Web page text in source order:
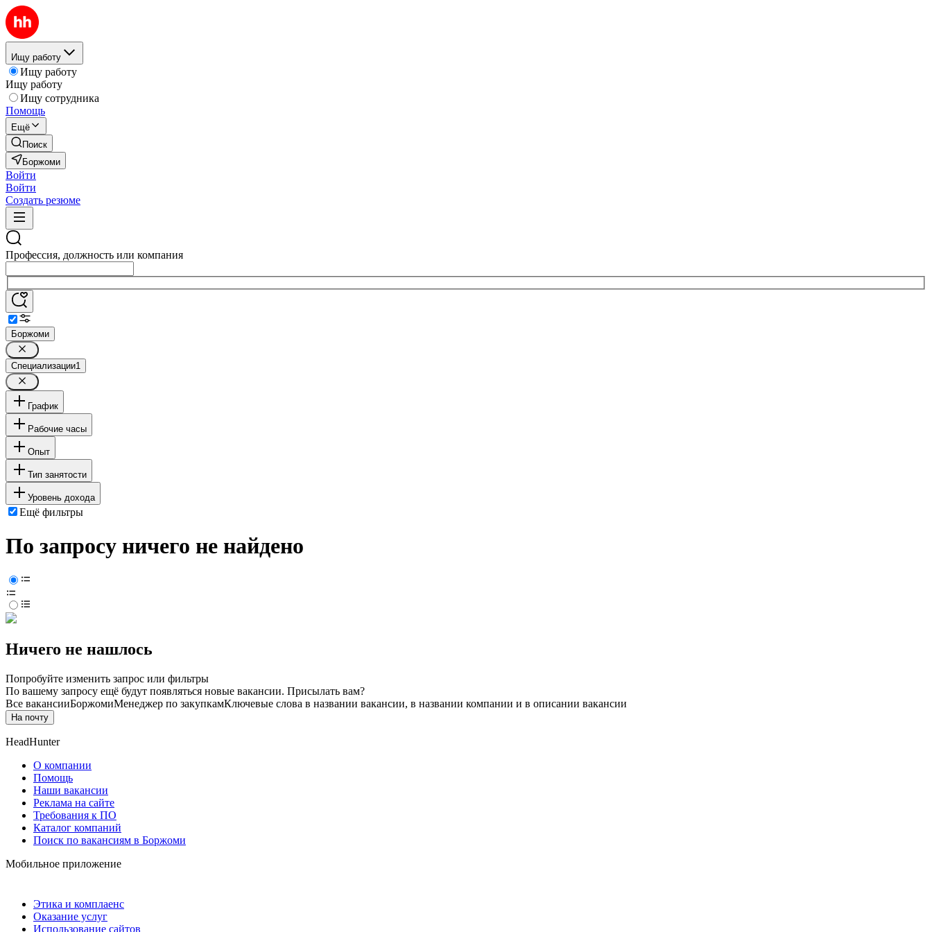
Ищу работу
Ищу работу
Ищу работу
Ищу сотрудника
Помощь
Ещё
Поиск
Боржоми
Войти
Войти
Создать резюме
Профессия, должность или компания
Боржоми
Специализации1
График
Рабочие часы
Опыт
Тип занятости
Уровень дохода
Ещё фильтры
По запросу ничего не найдено
Ничего не нашлось
Попробуйте изменить запрос или фильтры
По вашему запросу ещё будут появляться новые вакансии. Присылать вам?
Все вакансииБоржомиМенеджер по закупкамКлючевые слова в названии вакансии, в названии компании и в описании вакансии
На почту
HeadHunter
О компании
Помощь
Наши вакансии
Реклама на сайте
Требования к ПО
Каталог компаний
Поиск по вакансиям в Боржоми
Мобильное приложение
Этика и комплаенс
Оказание услуг
Использование сайтов